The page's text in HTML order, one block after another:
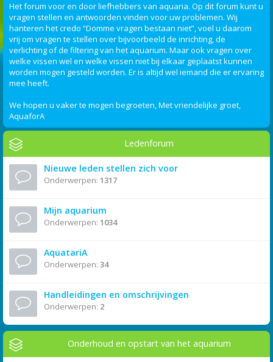
Het forum voor en door liefhebbers van aquaria. Op dit forum kunt u
vragen stellen en antwoorden vinden voor uw problemen. Wij
hanteren het credo “Domme vragen bestaan niet”, voel u daarom
vrij om vragen te stellen over bijvoorbeeld de inrichting, de
verlichting of de filtering van het aquarium. Maar ook vragen over
welke vissen wel en welke vissen niet bij elkaar geplaatst kunnen
worden mogen gesteld worden. Er is altijd wel iemand die er ervaring
mee heeft.
We hopen u vaker te mogen begroeten, Met vriendelijke groet,
AquaforA
Ledenforum
Nieuwe leden stellen zich voor
Onderwerpen: 1317
Mijn aquarium
Onderwerpen: 1034
AquatariA
Onderwerpen: 34
Handleidingen en omschrijvingen
Onderwerpen: 2
Onderhoud en opstart van het aquarium